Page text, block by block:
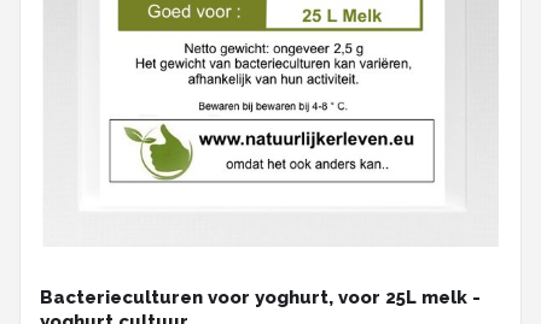
Bacterieculturen voor yoghurt, voor 25L melk -